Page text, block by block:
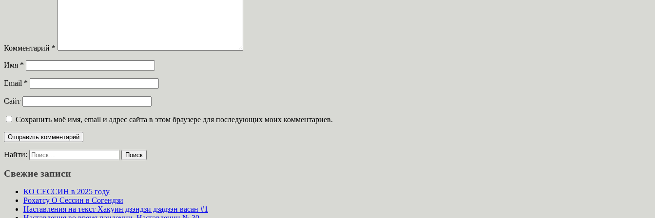
Комментарий *
Имя *
Email *
Сайт
Сохранить моё имя, email и адрес сайта в этом браузере для последующих моих комментариев.
Найти:
Свежие записи
КО СЕССИН в 2025 году
Рохатсу О Сессин в Согендзи
Наставления на текст Хакуин дзэндзи дзадзэн васан #1